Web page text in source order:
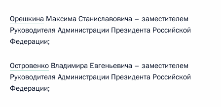
Орешкина Максима Станиславовича – заместителем
Руководителя Администрации Президента Российской
Федерации;
Островенко Владимира Евгеньевича – заместителем
Руководителя Администрации Президента Российской
Федерации;